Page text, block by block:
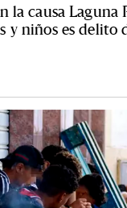
la causa Laguna
y niños es delito